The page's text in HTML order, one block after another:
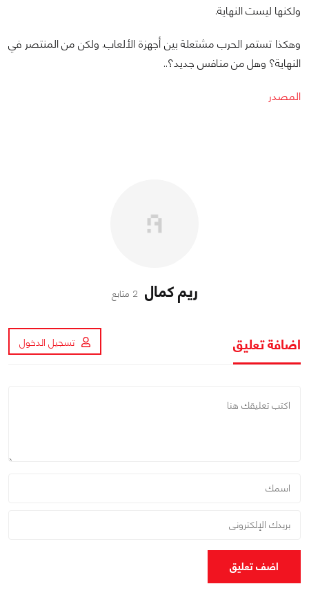
ولكنها ليست النهاية.
وهكذا تستمر الحرب مشتعلة بين أجهزة الألعاب. ولكن من المنتصر في
النهاية؟ وهل من منافس جديد؟..
المصدر
ريم كمال 2 متابع
اضافة تعليق تسجيل الدخول
اضف تعليق